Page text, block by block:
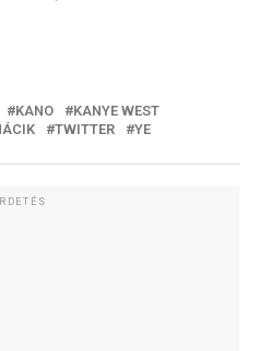
KANO
KANYE WEST
TWITTER YE